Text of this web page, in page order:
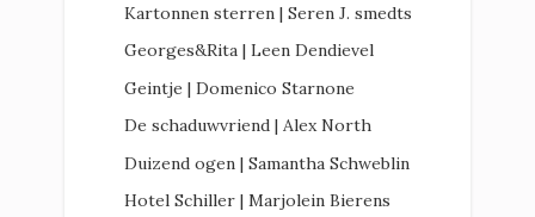
Kartonnen sterren | Seren J. smedts
Georges&Rita | Leen Dendievel
Geintje | Domenico Starnone
De schaduwvriend | Alex North
Duizend ogen | Samantha Schweblin
Hotel Schiller | Marjolein Bierens